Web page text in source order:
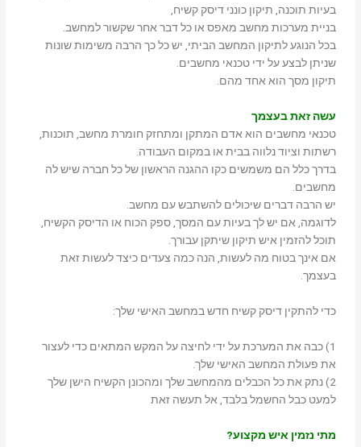
בעיות תוכנה, תיקון כונני דיסק קשיח,
בניית מערכות מחשב מאפס או כל דבר אחר שקשור למחשב.
בכל הנוגע לתיקון המחשב הביתי, יש כל כך הרבה משימות שונות
שניתן לבצע על ידי טכנאי מחשבים.
תיקון מסך הוא אחד מהם.
עשה זאת בעצמך
טכנאי מחשבים הוא אדם המתקן ומתחזק חומרת מחשב, תוכנות,
רשתות וציוד נלווה בבית או במקום העבודה.
בדרך כלל הם משמשים כקו ההגנה הראשון של כל חברה שיש לה
מחשבים.
יש הרבה דברים שיכולים להשתבש עם מחשב.
לדוגמה, אם יש לך בעיות עם המסך, ספק הכוח או הדיסק הקשיח,
תוכל להזמין איש תיקון שיתקן עבורך.
אם אינך בטוח מה לעשות, הנה כמה צעדים כיצד לעשות זאת
בעצמך.
כדי להתקין דיסק קשיח חדש במחשב האישי שלך:
1) כבה את המערכת על ידי לחיצה על המקש המתאים כדי לעצור
את פעולת המחשב האישי שלך.
2) נתק את כל הכבלים מהמחשב שלך ומהכונן הקשיח הישן שלך
למעט כבל החשמל בלבד, אל תעשה זאת
מתי נזמין איש מקצוע?